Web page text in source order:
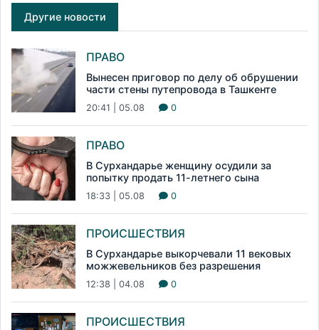
Другие новости
ПРАВО
Вынесен приговор по делу об обрушении
части стены путепровода в Ташкенте
20:41 | 05.08 0
ПРАВО
В Сурхандарье женщину осудили за
попытку продать 11-летнего сына
18:33 | 05.08 0
ПРОИСШЕСТВИЯ
В Сурхандарье выкорчевали 11 вековых
можжевельников без разрешения
12:38 | 04.08 0
ПРОИСШЕСТВИЯ